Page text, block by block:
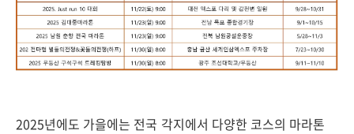
2025년에도 가을에는 전국 각지에서 다양한 코스의 마라톤